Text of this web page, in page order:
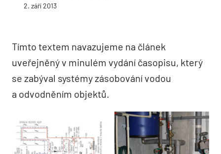
2. září 2013
Tímto textem navazujeme na článek
uveřejněný v minulém vydání časopisu, který
se zabýval systémy zásobování vodou
a odvodněním objektů.